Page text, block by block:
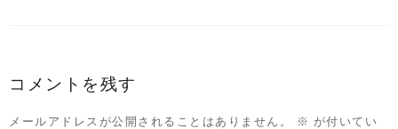
コメントを残す
メールアドレスが公開されることはありません。 ※
が付いてい